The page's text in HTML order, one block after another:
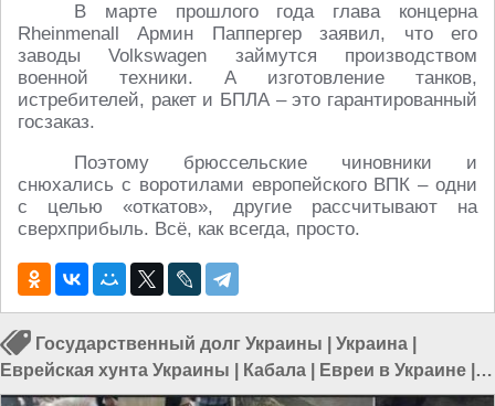
В марте прошлого года глава концерна
Rheinmenall Армин Паппергер заявил, что его
заводы Volkswagen займутся производством
военной техники. А изготовление танков,
истребителей, ракет и БПЛА – это гарантированный
госзаказ.
Поэтому брюссельские чиновники и
снюхались с воротилами европейского ВПК – одни
с целью «откатов», другие рассчитывают на
сверхприбыль. Всё, как всегда, просто.
Государственный долг Украины Украина
Еврейская хунта Украины
Кабала Евреи в Украине
Евреи и Украина